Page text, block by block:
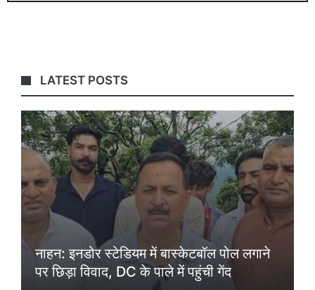
LATEST POSTS
नाहन: इनडोर स्टेडियम में बास्केटबॉल पोल लगाने
पर छिड़ा विवाद, DC के पाले में पहुंची गेंद